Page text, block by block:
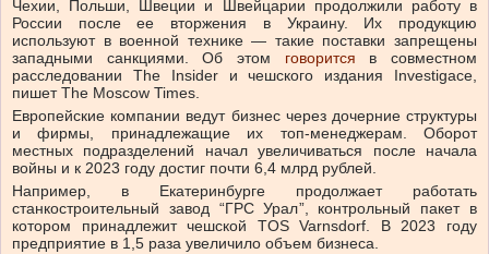
Чехии, Польши, Швеции и Швейцарии продолжили работу в
России после ее вторжения в Украину. Их продукцию
используют в военной технике — такие поставки запрещены
западными санкциями.Об этом говорится
в совместном
расследовании The Insider и чешского издания Investigace,
пишет The Moscow Times.
Европейские компании ведут бизнес через дочерние структуры
и фирмы, принадлежащие их топ-менеджерам. Оборот
местных подразделений начал увеличиваться после начала
войны и к 2023 году достиг почти 6,4 млрд рублей.
Например, в Екатеринбурге продолжает работать
станкостроительный завод “ГРС Урал”, контрольный пакет в
котором принадлежит чешской TOS Varnsdorf. В 2023 году
предприятие в 1,5 раза увеличило объем бизнеса.